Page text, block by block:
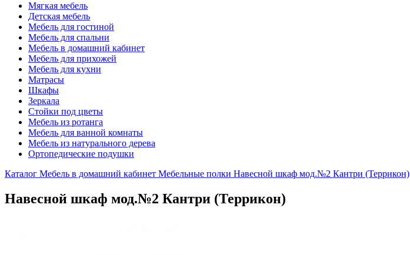
Мягкая мебель
Детская мебель
Мебель для гостиной
Мебель для спальни
Мебель в домашний кабинет
Мебель для прихожей
Мебель для кухни
Матрасы
Шкафы
Зеркала
Стойки под цветы
Мебель из ротанга
Мебель для ванной комнаты
Мебель из натурального дерева
Ортопедические подушки
Каталог Мебель в домашний кабинет Мебельные полки Навесной шкаф мод.№2 Кантри (Террикон)
Навесной шкаф мод.№2 Кантри (Террикон)